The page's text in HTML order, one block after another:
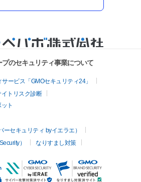
のセキュリティ事業について
ービス「GMOセキュリティ24」
イトリスク診断
ト
セキュリティ byイエラエ）
）
なりすまし対策